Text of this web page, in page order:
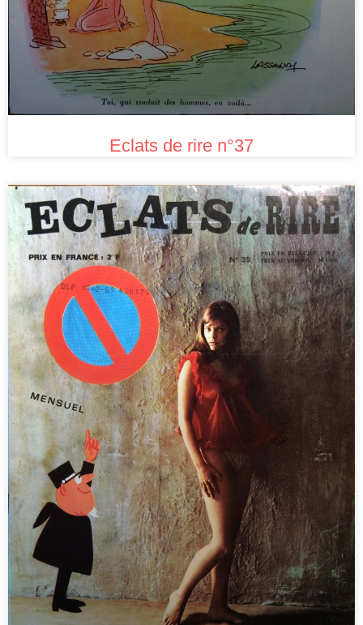
Eclats de rire n°37